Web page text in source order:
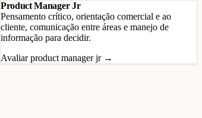
Product Manager Jr
Pensamento crítico, orientação comercial e ao
cliente, comunicação entre áreas e manejo de
informação para decidir.
Avaliar product manager jr →